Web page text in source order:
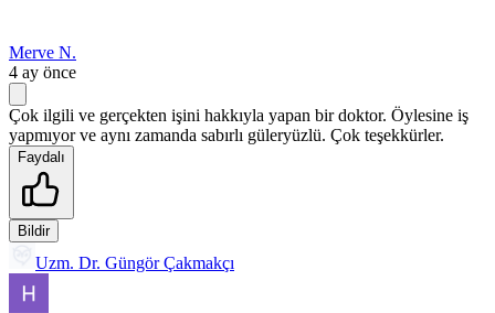
Merve N.
4 ay önce
Çok ilgili ve gerçekten işini hakkıyla yapan bir doktor. Öylesine iş
yapmıyor ve aynı zamanda sabırlı güleryüzlü. Çok teşekkürler.
Faydalı
Bildir
Uzm. Dr. Güngör Çakmakçı